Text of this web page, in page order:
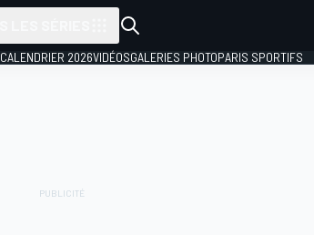
CALENDRIER 2026VIDÉOSGALERIES PHOTOPARIS SPORTIFS